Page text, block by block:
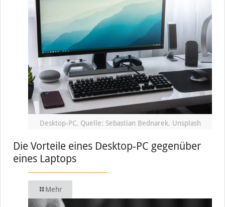
Desktop-PC, Quelle: Sebastian Bednarek, Unsplash
Die Vorteile eines Desktop-PC gegenüber
eines Laptops
Mehr